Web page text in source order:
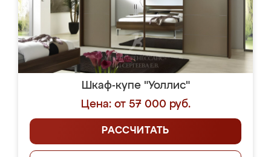
Шкаф-купе "Уоллис"
Цена: от 57 000 руб.
РАССЧИТАТЬ